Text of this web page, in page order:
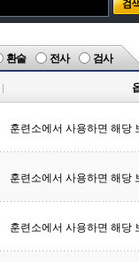
환술 전사 검사
훈련소에서 사용하면 해당
훈련소에서 사용하면 해당
훈련소에서 사용하면 해당